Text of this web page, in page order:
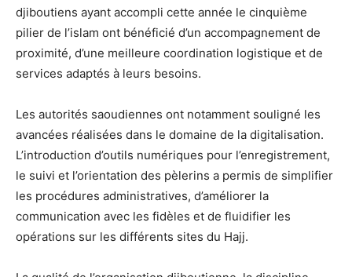
djiboutiens ayant accompli cette année le cinquième
pilier de l’islam ont bénéficié d’un accompagnement de
proximité, d’une meilleure coordination logistique et de
services adaptés à leurs besoins.
Les autorités saoudiennes ont notamment souligné les
avancées réalisées dans le domaine de la digitalisation.
L’introduction d’outils numériques pour l’enregistrement,
le suivi et l’orientation des pèlerins a permis de simplifier
les procédures administratives, d’améliorer la
communication avec les fidèles et de fluidifier les
opérations sur les différents sites du Hajj.